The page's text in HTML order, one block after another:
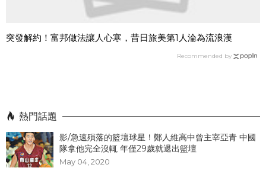
突發解約！富邦做法讓人心寒，昔日旅美第1人淪為流浪漢
Recommended by
熱門話題
影/急速殞落的籃壇球星！鄭人維高中曾主宰亞青 中國
隊拿他完全沒輒 年僅29歲就退出籃壇
May 04, 2020